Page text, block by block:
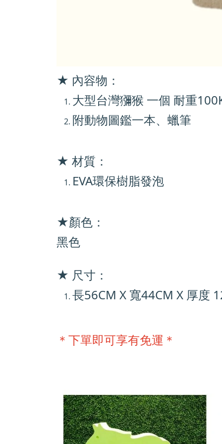
★ 內容物：
大型台灣獼猴 一個 耐重
附動物圖鑑一本、蠟筆
★ 材質：
EVA環保樹脂發泡
★顏色：
黑色
★ 尺寸：
長56CM X 寬44CM X 厚度
＊下單即可享有免運＊